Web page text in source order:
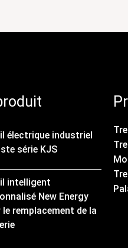
électrique industriel
série KJS
intelligent
New Energy
le remplacement de la